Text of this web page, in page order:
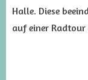
Halle. Diese
auf einer